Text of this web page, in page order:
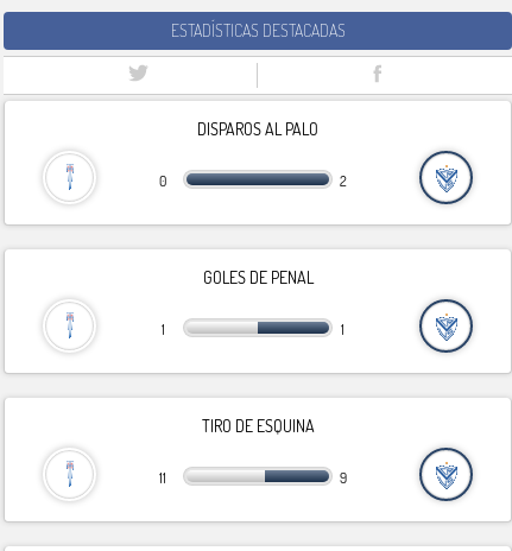
ESTADÍSTICAS DESTACADAS
DISPAROS AL PALO
0 2
GOLES DE PENAL
1 1
TIRO DE ESQUINA
11 9